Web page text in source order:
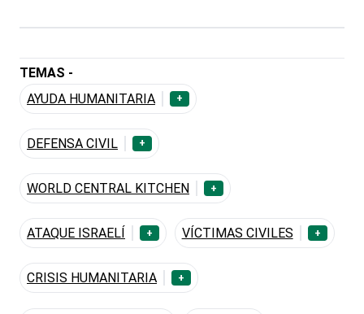
TEMAS -
AYUDA HUMANITARIA
+
DEFENSA CIVIL +
WORLD CENTRAL KITCHEN +
ATAQUE ISRAELÍ + VÍCTIMAS CIVILES +
CRISIS HUMANITARIA +